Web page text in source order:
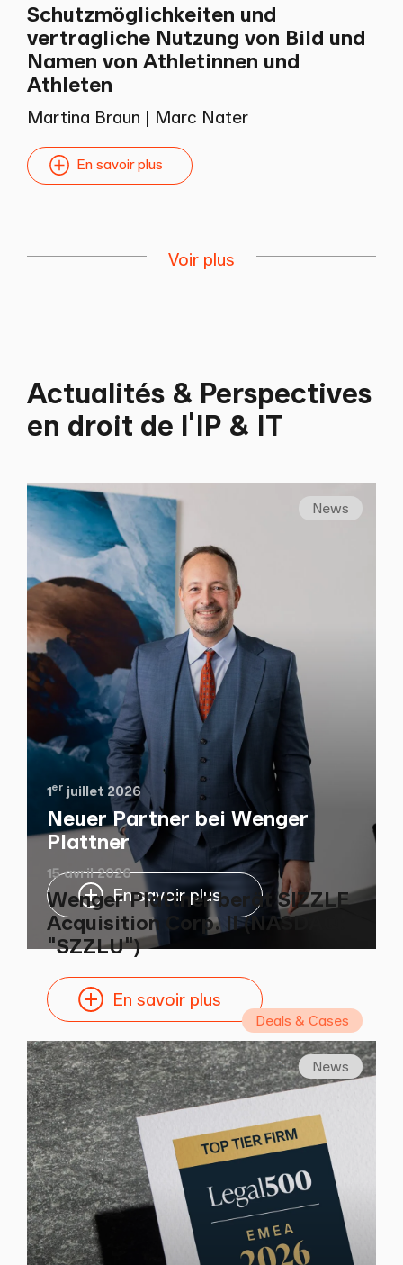
Schutzmöglichkeiten und
vertragliche Nutzung von Bild und
Namen von Athletinnen und
Athleten
Martina Braun | Marc Nater
En savoir plus
Voir plus
Actualités & Perspectives
en droit de l'IP & IT
News
1erjuillet 2026
Neuer Partner bei Wenger
Plattner
En savoir plus
Deals & Cases
15 avril 2026
Wenger Plattner berät SIZZLE
Acquisition Corp. II (NASDAQ:
"SZZLU")
En savoir plus
News